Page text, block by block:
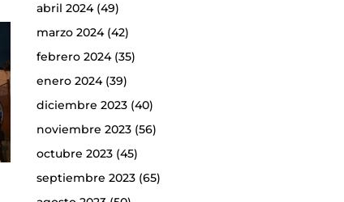
abril 2024(49)
marzo 2024(42)
febrero 2024(35)
enero 2024(39)
diciembre 2023(40)
noviembre 2023(56)
octubre 2023(45)
septiembre 2023(65)